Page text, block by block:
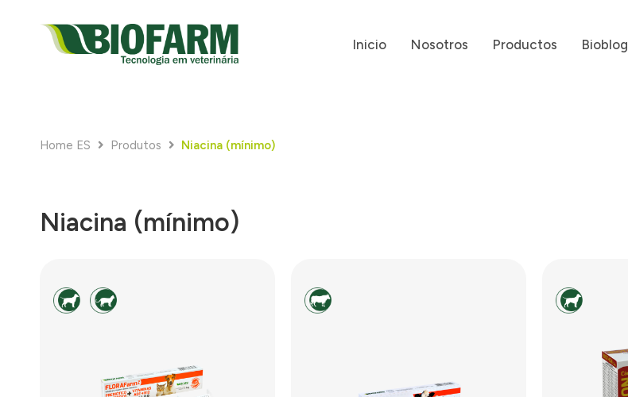
Inicio Nosotros Productos Bioblog
Home ES Produtos Niacina (mínimo)
Niacina (mínimo)